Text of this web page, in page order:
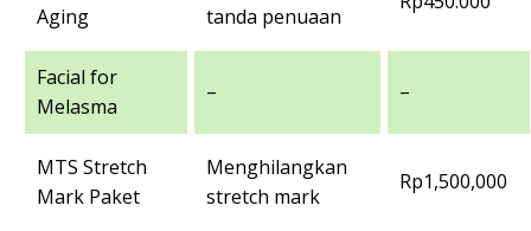
Aging
tanda penuaan
Facial for
Melasma
– –
MTS Stretch
Mark Paket
Menghilangkan
stretch mark
Rp1,500,000